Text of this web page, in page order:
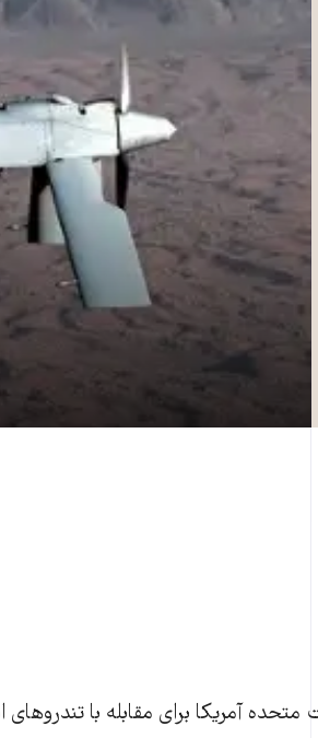
متحده آمریکا برای مقابله با